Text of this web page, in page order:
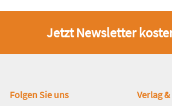
Jetzt Newsletter
Fußbereich
Folgen Sie uns Verlag